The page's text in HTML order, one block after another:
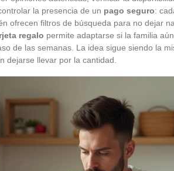
la presencia de un pago seguro:
ofrecen filtros de búsqueda para no dejar
regalo permite adaptarse si la familia
de las semanas. La idea sigue siendo la
dejarse llevar por la cantidad.